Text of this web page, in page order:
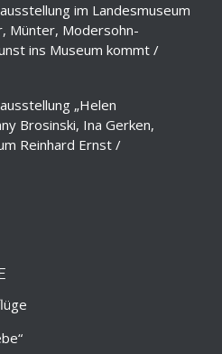
im Landesmuseum
Münter, Modersohn-
ins Museum kommt /
„Helen
Brosinski, Ina Gerken,
Reinhard Ernst /